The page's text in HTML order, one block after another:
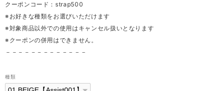
クーポンコード：strap500
※お好きな種類をお選びいただけます
※対象商品以外での使用はキャンセル扱いとなります
※クーポンの併用はできません。
－－－－－－－－－－－－－
種類